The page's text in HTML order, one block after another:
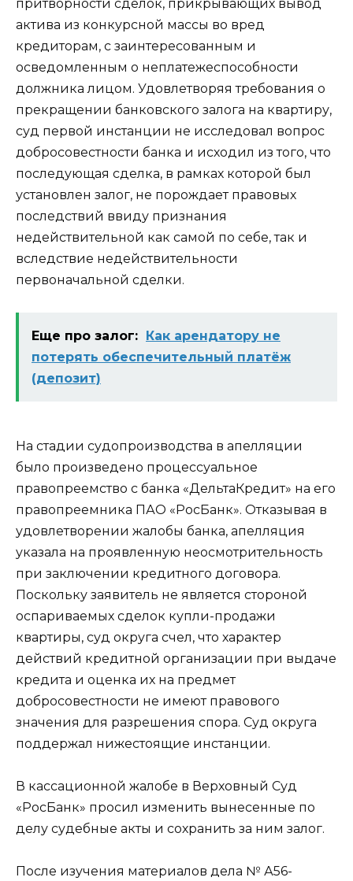
притворности сделок, прикрывающих вывод
актива из конкурсной массы во вред
кредиторам, с заинтересованным и
осведомленным о неплатежеспособности
должника лицом. Удовлетворяя требования о
прекращении банковского залога на квартиру,
суд первой инстанции не исследовал вопрос
добросовестности банка и исходил из того, что
последующая сделка, в рамках которой был
установлен залог, не порождает правовых
последствий ввиду признания
недействительной как самой по себе, так и
вследствие недействительности
первоначальной сделки.
Еще про залог: Как арендатору не
потерять обеспечительный платёж
(депозит)
На стадии судопроизводства в апелляции
было произведено процессуальное
правопреемство с банка «ДельтаКредит» на его
правопреемника ПАО «РосБанк». Отказывая в
удовлетворении жалобы банка, апелляция
указала на проявленную неосмотрительность
при заключении кредитного договора.
Поскольку заявитель не является стороной
оспариваемых сделок купли-продажи
квартиры, суд округа счел, что характер
действий кредитной организации при выдаче
кредита и оценка их на предмет
добросовестности не имеют правового
значения для разрешения спора. Суд округа
поддержал нижестоящие инстанции.
В кассационной жалобе в Верховный Суд
«РосБанк» просил изменить вынесенные по
делу судебные акты и сохранить за ним залог.
После изучения материалов дела № А56-